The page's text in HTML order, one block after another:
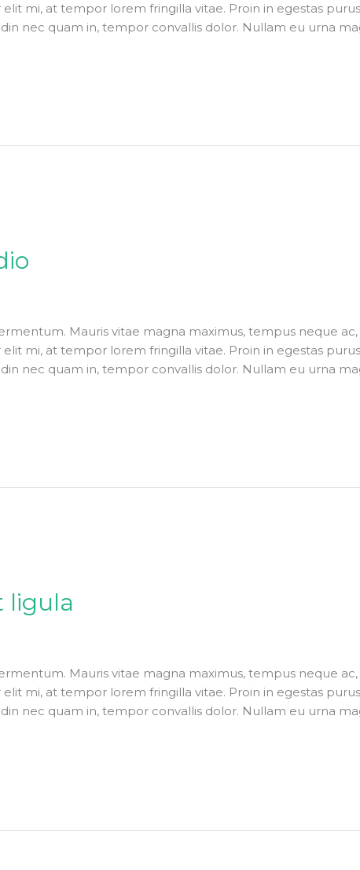
mi, at tempor lorem fringilla vitae. Proin in egestas
nec quam in, tempor convallis dolor. Nullam eu urna
Mauris vitae magna maximus, tempus neque
mi, at tempor lorem fringilla vitae. Proin in egestas
nec quam in, tempor convallis dolor. Nullam eu urna
ligula
Mauris vitae magna maximus, tempus neque
mi, at tempor lorem fringilla vitae. Proin in egestas
nec quam in, tempor convallis dolor. Nullam eu urna